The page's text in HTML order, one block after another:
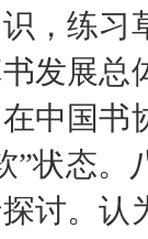
，练习
发展总
中国书
”状态
讨。